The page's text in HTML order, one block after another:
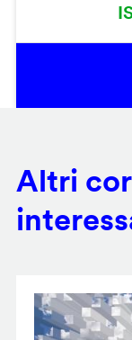
Altri